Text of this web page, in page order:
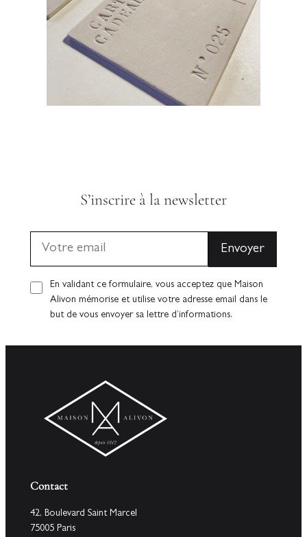
S’inscrire à la newsletter
En validant ce formulaire, vous acceptez que Maison
Alivon mémorise et utilise votre adresse email dans le
but de vous envoyer sa lettre d’informations.
Contact
42, Boulevard Saint Marcel
75005 Paris